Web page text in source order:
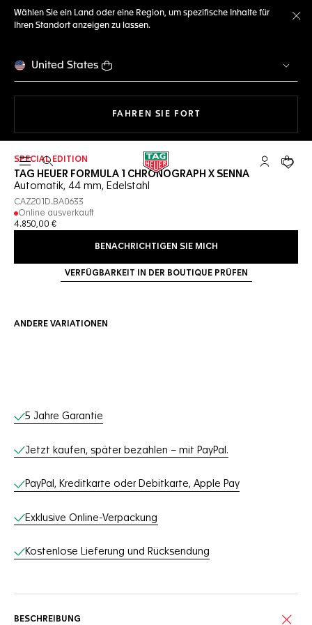
Wählen Sie ein Land oder eine Region, um spezifische Inhalte für
Ihren Standort anzeigen zu lassen.
United States
FAHREN SIE FORTMIT DER NAVIGATION
Suche öffnen My TAG
Ihr
SPECIAL EDITION
TAG HEUER FORMULA 1 CHRONOGRAPH X SENNA
Automatik, 44 mm, Edelstahl
CAZ201D.BA0633
Online ausverkauft
4.850,00 €
BENACHRICHTIGEN SIE MICH
VERFÜGBARKEIT IN DER BOUTIQUE PRÜFEN
ANDERE VARIATIONEN
Online-Services
5 Jahre Garantie
Jetzt kaufen, später bezahlen – mit PayPal.
PayPal, Kreditkarte oder Debitkarte, Apple Pay
Exklusive Online-Verpackung
Kostenlose Lieferung und Rücksendung
BESCHREIBUNG